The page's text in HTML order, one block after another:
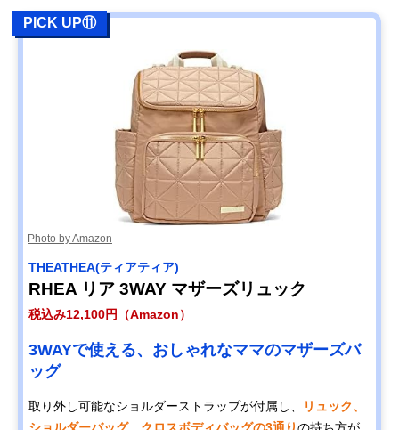
PICK UP⑪
Photo by Amazon
THEATHEA(ティアティア)
RHEA リア 3WAY マザーズリュック
税込み12,100円（Amazon）
3WAYで使える、おしゃれなママのマザーズバ
ッグ
取り外し可能なショルダーストラップが付属し、
リュック、
ショルダーバッグ、クロスボディバッグの3通りの持ち方が